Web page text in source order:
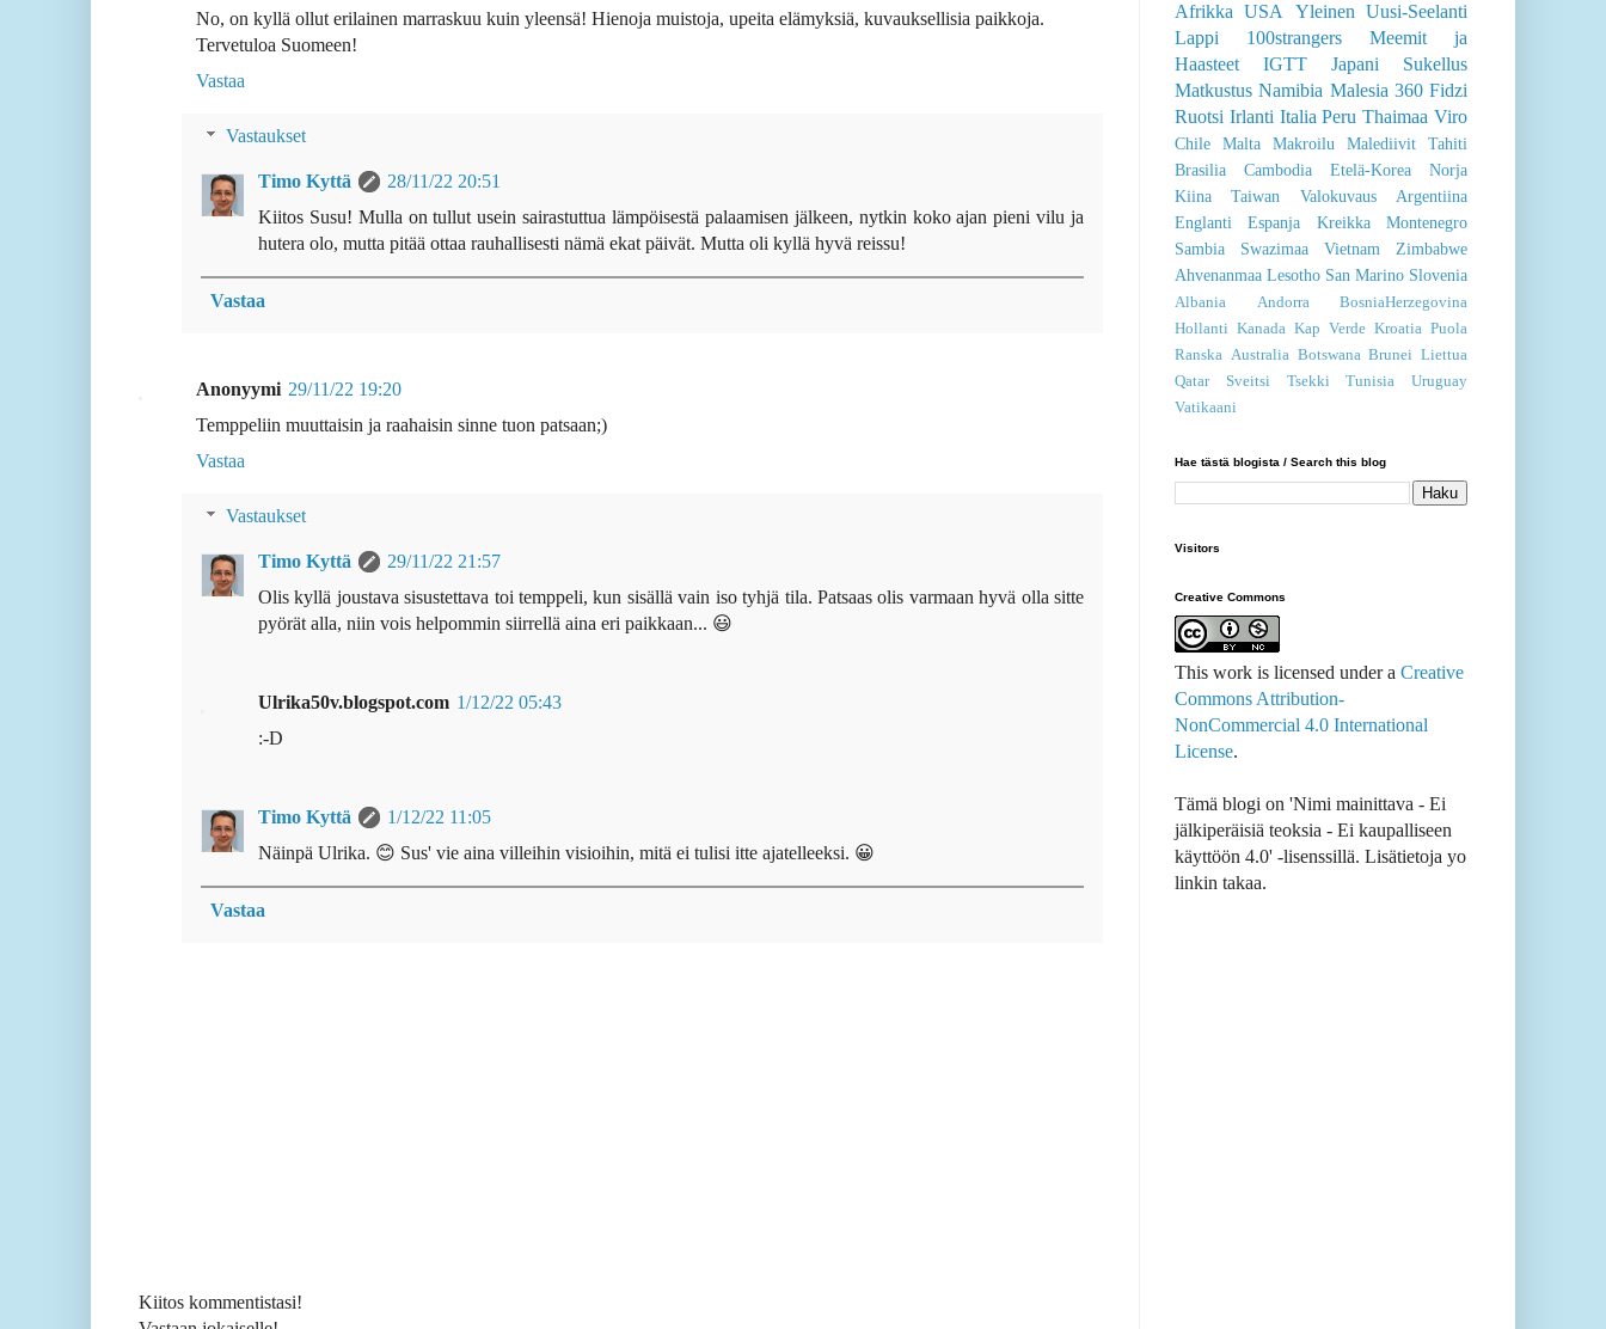
No, on kyllä ollut erilainen marraskuu kuin yleensä! Hienoja muistoja, upeita elämyksiä, kuvauksellisia paikkoja.
Tervetuloa Suomeen!
Vastaa
Vastaukset
Timo Kyttä
28/11/22 20:51
Kiitos Susu! Mulla on tullut usein sairastuttua lämpöisestä palaamisen jälkeen, nytkin koko ajan pieni vilu ja
hutera olo, mutta pitää ottaa rauhallisesti nämä ekat päivät. Mutta oli kyllä hyvä reissu!
Vastaa
Anonyymi 29/11/22 19:20
Temppeliin muuttaisin ja raahaisin sinne tuon patsaan;)
Vastaa
Vastaukset
Timo Kyttä
29/11/22 21:57
Olis kyllä joustava sisustettava toi temppeli, kun sisällä vain iso tyhjä tila. Patsaas olis varmaan hyvä olla sitte
pyörät alla, niin vois helpommin siirrellä aina eri paikkaan... 😃
Ulrika50v.blogspot.com 1/12/22 05:43
:-D
Timo Kyttä
1/12/22 11:05
Näinpä Ulrika. 😊 Sus' vie aina villeihin visioihin, mitä ei tulisi itte ajatelleeksi. 😀
Vastaa
Kiitos kommentistasi!
Afrikka
USA Yleinen Uusi-Seelanti
Lappi
100strangers
Meemit ja
Haasteet
IGTT Japani
Sukellus
Matkustus Namibia Malesia 360 Fidzi
Ruotsi Irlanti Italia Peru Thaimaa Viro
Chile Malta Makroilu Malediivit
Tahiti
Brasilia
Cambodia Etelä-Korea
Norja
Kiina
Taiwan Valokuvaus
Argentiina
Englanti
Espanja Kreikka
Montenegro
Sambia
Swazimaa Vietnam
Zimbabwe
Ahvenanmaa Lesotho San Marino Slovenia
Albania Andorra
BosniaHerzegovina
Hollanti Kanada Kap Verde Kroatia Puola
Ranska Australia Botswana Brunei Liettua
Qatar
Sveitsi Tsekki Tunisia
Uruguay
Vatikaani
Hae tästä blogista / Search this blog
Visitors
Creative Commons
This work is licensed under a Creative
Commons Attribution-
NonCommercial 4.0 International
License.
Tämä blogi on 'Nimi mainittava - Ei
jälkiperäisiä teoksia - Ei kaupalliseen
käyttöön 4.0' -lisenssillä. Lisätietoja yo
linkin takaa.